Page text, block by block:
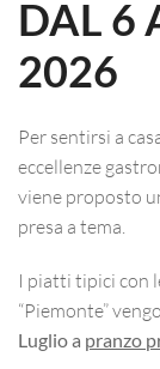
DAL 6
2026
Per sentirsi a
eccellenze
viene proposto
presa a tema.
I piatti tipici con
“Piemonte”
Luglio a pranzo